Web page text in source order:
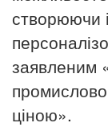
створюючи
заявленим
ціною».